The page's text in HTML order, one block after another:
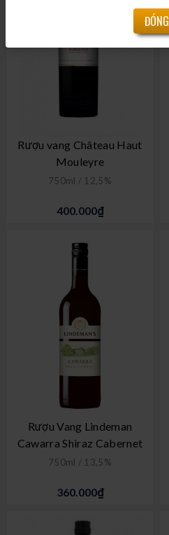
Rượu vang Château Haut
Mouleyre
750ml / 12,5%
400.000₫
Rượu Vang Lindeman
Cawarra Shiraz Cabernet
750ml / 13,5%
360.000₫
ĐÓNG